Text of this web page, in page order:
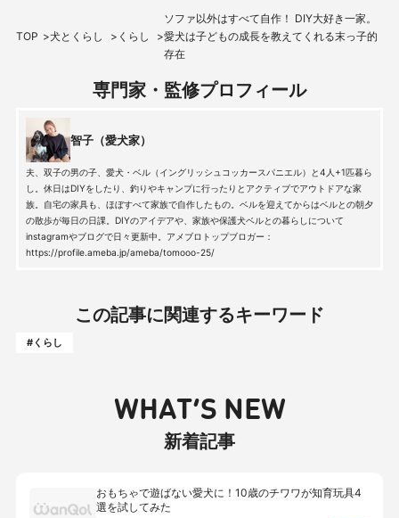
TOP 犬とくらし くらし
ソファ以外はすべて自作！ DIY大好き一家。
愛犬は子どもの成長を教えてくれる末っ子的
存在
専門家・監修プロフィール
智子（愛犬家）
夫、双子の男の子、愛犬・ベル（イングリッシュコッカースパニエル）と4人+1匹暮ら
し。休日はDIYをしたり、釣りやキャンプに行ったりとアクティブでアウトドアな家
族。自宅の家具も、ほぼすべて家族で自作したもの。ベルを迎えてからはベルとの朝夕
の散歩が毎日の日課。DIYのアイデアや、家族や保護犬ベルとの暮らしについて
instagramやブログで日々更新中。アメブロトップブロガー：
https://profile.ameba.jp/ameba/tomooo-25/
この記事に関連するキーワード
#くらし
WHAT’S NEW
新着記事
おもちゃで遊ばない愛犬に！10歳のチワワが知育玩具4
選を試してみた